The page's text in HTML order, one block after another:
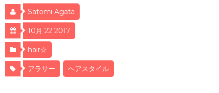
Satomi Agata
10月 22 2017
hair☆
アラサー ヘアスタイル